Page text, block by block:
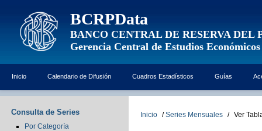
BCRPData
BANCO CENTRAL DE RESERVA DEL
Gerencia Central de Estudios Económicos
Inicio Calendario de Difusión Cuadros Estadísticos Guías
Consulta de Series
Por Categoría
Inicio / Series Mensuales / Ver